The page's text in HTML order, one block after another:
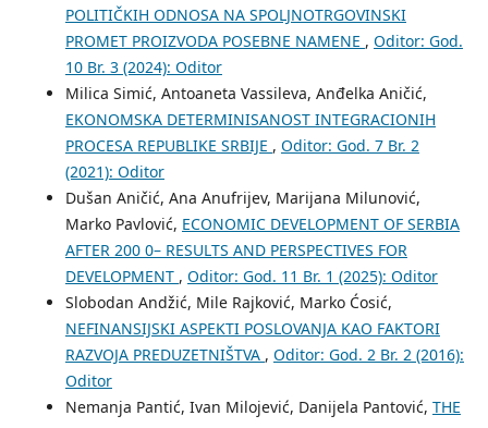
POLITIČKIH ODNOSA NA SPOLJNOTRGOVINSKI
PROMET PROIZVODA POSEBNE NAMENE , Oditor: God.
10 Br. 3 (2024): Oditor
Milica Simić, Antoaneta Vassileva, Anđelka Aničić,
EKONOMSKA DETERMINISANOST INTEGRACIONIH
PROCESA REPUBLIKE SRBIJE , Oditor: God. 7 Br. 2
(2021): Oditor
Dušan Aničić, Ana Anufrijev, Marijana Milunović,
Marko Pavlović, ECONOMIC DEVELOPMENT OF SERBIA
AFTER 200 0– RESULTS AND PERSPECTIVES FOR
DEVELOPMENT , Oditor: God. 11 Br. 1 (2025): Oditor
Slobodan Andžić, Mile Rajković, Marko Ćosić,
NEFINANSIJSKI ASPEKTI POSLOVANJA KAO FAKTORI
RAZVOJA PREDUZETNIŠTVA , Oditor: God. 2 Br. 2 (2016):
Oditor
Nemanja Pantić, Ivan Milojević, Danijela Pantović, THE